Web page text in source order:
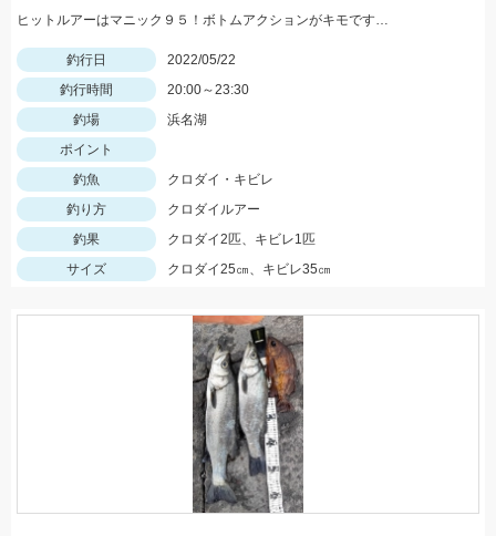
ヒットルアーはマニック９５！ボトムアクションがキモです…
釣行日
2022/05/22
釣行時間
20:00～23:30
釣場
浜名湖
ポイント
釣魚
クロダイ・キビレ
釣り方
クロダイルアー
釣果
クロダイ2匹、キビレ1匹
サイズ
クロダイ25㎝、キビレ35㎝